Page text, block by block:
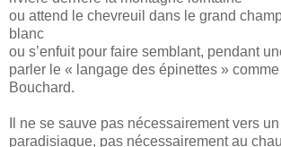
ou attend le chevreuil dans le grand
blanc
ou s’enfuit pour faire semblant, pendant
parler le « langage des épinettes »
Bouchard.
Il ne se sauve pas nécessairement vers
paradisiaque, pas nécessairement au